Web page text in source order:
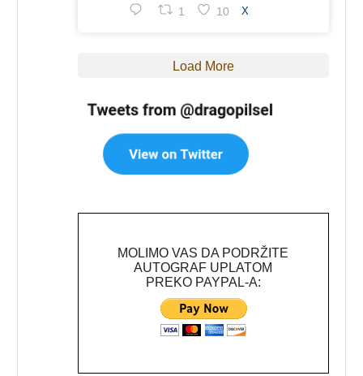
1 10 X
Load More
MOLIMO VAS DA PODRŽITE
AUTOGRAF UPLATOM
PREKO PAYPAL-A: